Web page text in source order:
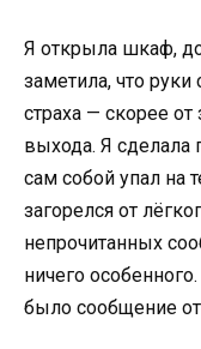
Я открыла шкаф,
заметила, что
страха — скорее
выхода. Я сделала
сам собой упал на
загорелся от
непрочитанных
ничего
было сообщение